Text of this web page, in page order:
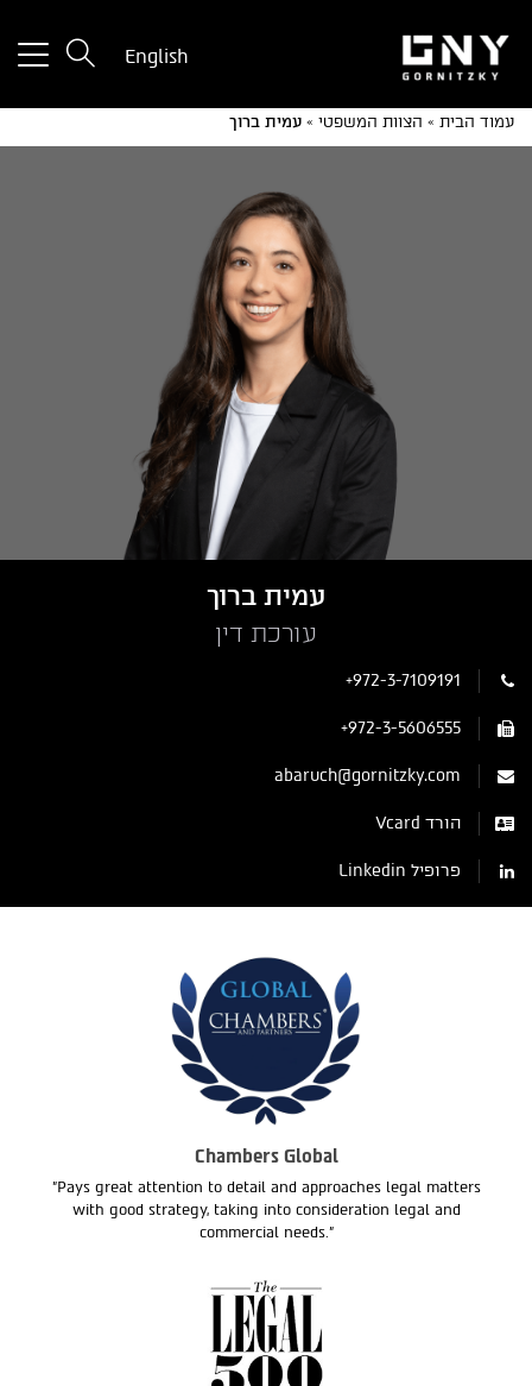
English
עמוד הבית » הצוות המשפטי » עמית ברוך
עמית ברוך
עורכת דין
+972-3-7109191
+972-3-5606555
abaruch@gornitzky.com
הורד Vcard
פרופיל Linkedin
Chambers Global
"Pays great attention to detail and approaches legal matters
with good strategy, taking into consideration legal and
commercial needs."